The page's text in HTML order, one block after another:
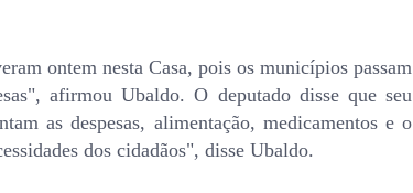
ontem nesta Casa, pois os municípios passam
afirmou Ubaldo. O deputado disse que seu
as despesas, alimentação, medicamentos e o
dos cidadãos", disse Ubaldo.